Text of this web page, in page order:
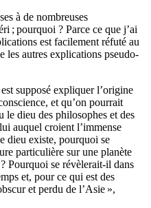
à de nombreuses
; pourquoi ? Parce ce que j’ai
est facilement réfuté au
les autres explications pseudo-
supposé expliquer l’origine
et qu’on pourrait
le dieu des philosophes et des
auquel croient l’immense
dieu existe, pourquoi se
particulière sur une planète
Pourquoi se révèlerait-il dans
et, pour ce qui est des
et perdu de l’Asie »,